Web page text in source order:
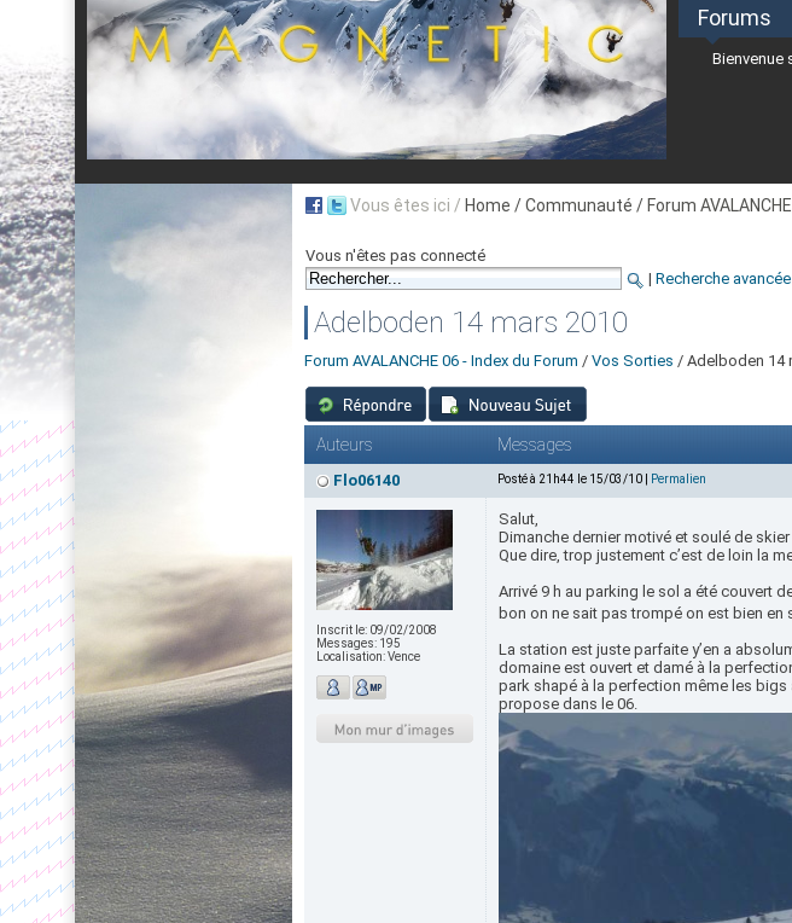
Aujourd'hui : T° Min : °C T° Max :°C Prévisions météo pour les
Suivez en direct l'actualité des stations des Alpes-Maritimes
Forums
Bienvenue
Vous êtes ici / Home / Communauté / Forum
Vous n'êtes pas connecté
| Recherche avancée
Adelboden 14 mars 2010
Forum AVALANCHE 06 - Index du Forum / Vos Sorties / Adelboden 14
Auteurs Messages
Flo06140 Posté à 21h44 le 15/03/10 | Permalien
Inscrit le: 09/02/2008
Messages: 195
Localisation:Vence
Salut,
Dimanche dernier motivé et soulé de
Que dire, trop justement c’est de loin la
Arrivé 9 h au parking le sol a été couvert
bon on ne sait pas trompé on est bien en
La station est juste parfaite y’en a
domaine est ouvert et damé à la
park shapé à la perfection même les
propose dans le 06.